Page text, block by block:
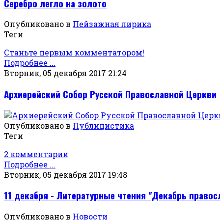
Серебро легло на золото
Опубликовано в Пейзажная лирика
Теги
Станьте первым комментатором!
Подробнее ...
Вторник, 05 декабря 2017 21:24
Архиерейский Собор Русской Православной Церкви
Опубликовано в Публицистика
Теги
2 комментарии
Подробнее ...
Вторник, 05 декабря 2017 19:48
11 декабря - Литературные чтения "Декабрь
Опубликовано в Новости